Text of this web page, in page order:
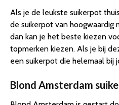
Als je de leukste suikerpot
de suikerpot van hoogwaardig
dan kan je het beste kiezen
topmerken kiezen. Als je bij
een suikerpot die helemaal bij
Blond Amsterdam